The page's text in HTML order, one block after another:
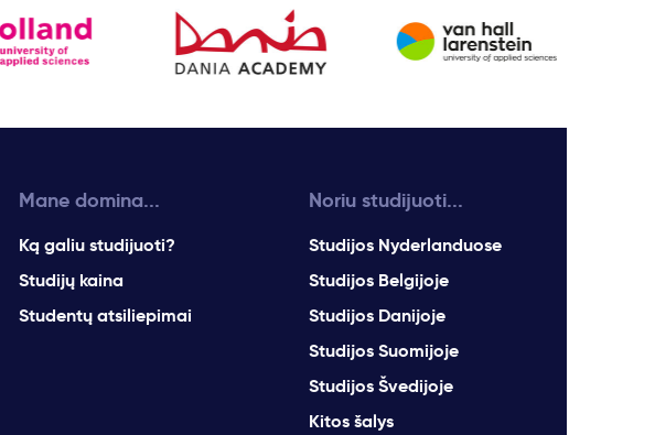
Mane domina...
Ką galiu studijuoti?
Studijų kaina
Studentų atsiliepimai
Noriu studijuoti...
Studijos Nyderlanduose
Studijos Belgijoje
Studijos Danijoje
Studijos Suomijoje
Studijos Švedijoje
Kitos šalys